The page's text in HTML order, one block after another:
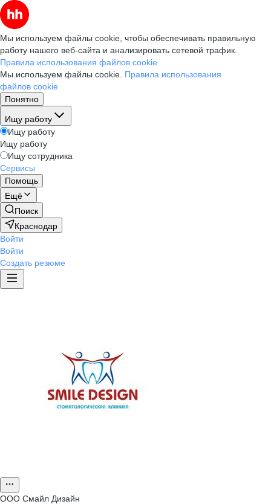
Мы используем файлы cookie, чтобы обеспечивать правильную
работу нашего веб-сайта и анализировать сетевой трафик.
Правила использования файлов cookie
Мы используем файлы cookie. Правила использования
файлов cookie
Понятно
Ищу работу
Ищу работу
Ищу работу
Ищу сотрудника
Сервисы
Помощь
Ещё
Поиск
Краснодар
Войти
Войти
Создать резюме
ООО Смайл Дизайн